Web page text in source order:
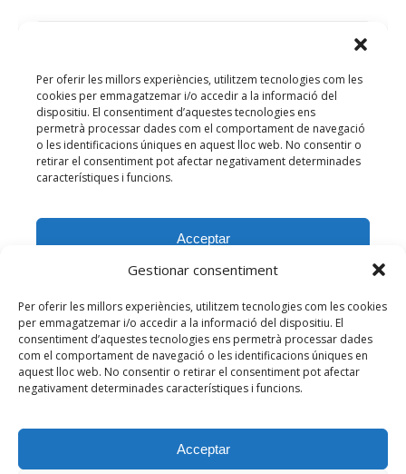
Gestionar consentiment
Per oferir les millors experiències, utilitzem tecnologies com les cookies
per emmagatzemar i/o accedir a la informació del dispositiu. El
consentiment d’aquestes tecnologies ens permetrà processar dades
com el comportament de navegació o les identificacions úniques en
aquest lloc web. No consentir o retirar el consentiment pot afectar
negativament determinades característiques i funcions.
Acceptar